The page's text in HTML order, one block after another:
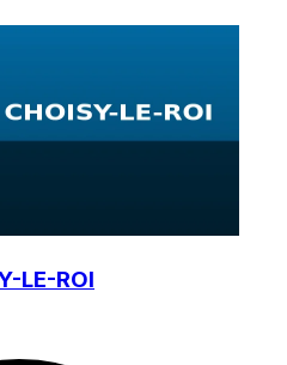
LE-ROI